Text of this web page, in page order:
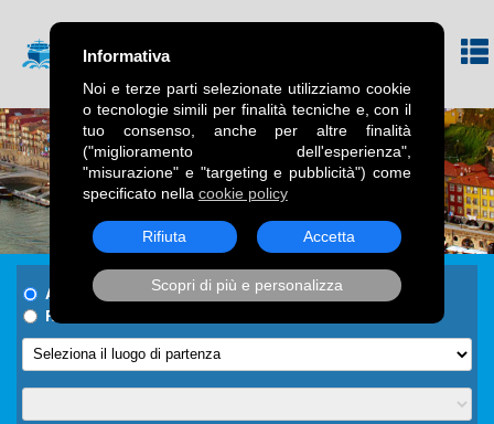
Informativa
Noi e terze parti selezionate utilizziamo cookie
o tecnologie simili per finalità tecniche e, con il
tuo consenso, anche per altre finalità
("miglioramento dell'esperienza",
"misurazione" e "targeting e pubblicità") come
specificato nella cookie policy
Rifiuta Accetta
Scopri di più e personalizza